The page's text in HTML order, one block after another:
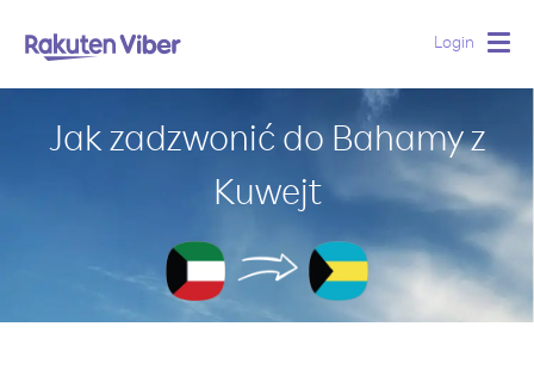
Login
Jak zadzwonić do Bahamy z
Kuwejt